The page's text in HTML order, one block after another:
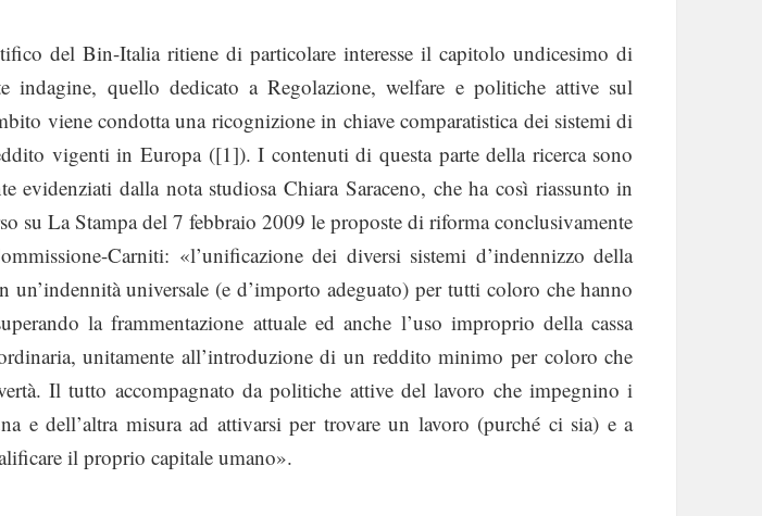
del Bin-Italia ritiene di particolare interesse il capitolo undicesimo di
indagine, quello dedicato a Regolazione, welfare e politiche attive sul
viene condotta una ricognizione in chiave comparatistica dei sistemi di
vigenti in Europa ([1]). I contenuti di questa parte della ricerca sono
evidenziati dalla nota studiosa Chiara Saraceno, che ha così riassunto in
su La Stampa del 7 febbraio 2009 le proposte di riforma conclusivamente
Carniti: «l’unificazione dei diversi sistemi d’indennizzo della
un’indennità universale (e d’importo adeguato) per tutti coloro che hanno
la frammentazione attuale ed anche l’uso improprio della cassa
unitamente all’introduzione di un reddito minimo per coloro che
Il tutto accompagnato da politiche attive del lavoro che impegnino i
e dell’altra misura ad attivarsi per trovare un lavoro (purché ci sia) e a
il proprio capitale umano».